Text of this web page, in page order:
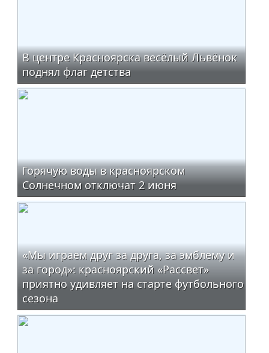
В центре Красноярска весёлый Львёнок
поднял флаг детства
Горячую воды в красноярском
Солнечном отключат 2 июня
«Мы играем друг за друга, за эмблему и
за город»: красноярский «Рассвет»
приятно удивляет на старте футбольного
сезона